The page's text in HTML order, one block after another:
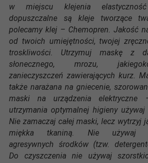
w miejscu klejenia
dopuszczalne są kleje tworzące
polecamy klej – Chemopren. Jakość
od twoich umiejętności, twojej
troskliwości. Utrzymuj maskę z
słonecznego, mrozu,
zanieczyszczeń zawierających kurz.
także narażana na gniecenie,
maski na urządzenia
utrzymania optymalnej higieny używaj
Nie zamaczaj całej maski, lecz wytrzyj
miękka tkaniną. Nie używaj
agresywnych środków (tzw.
Do czyszczenia nie używaj